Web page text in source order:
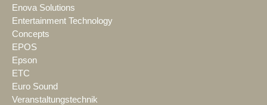
Enova Solutions
Entertainment Technology
Concepts
EPOS
Epson
ETC
Euro Sound
Veranstaltungstechnik